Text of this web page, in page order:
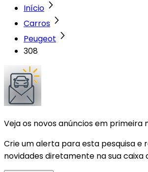
Início
Carros
Peugeot
308
Veja os novos anúncios em primeira
Crie um alerta para esta pesquisa e
novidades diretamente na sua caixa